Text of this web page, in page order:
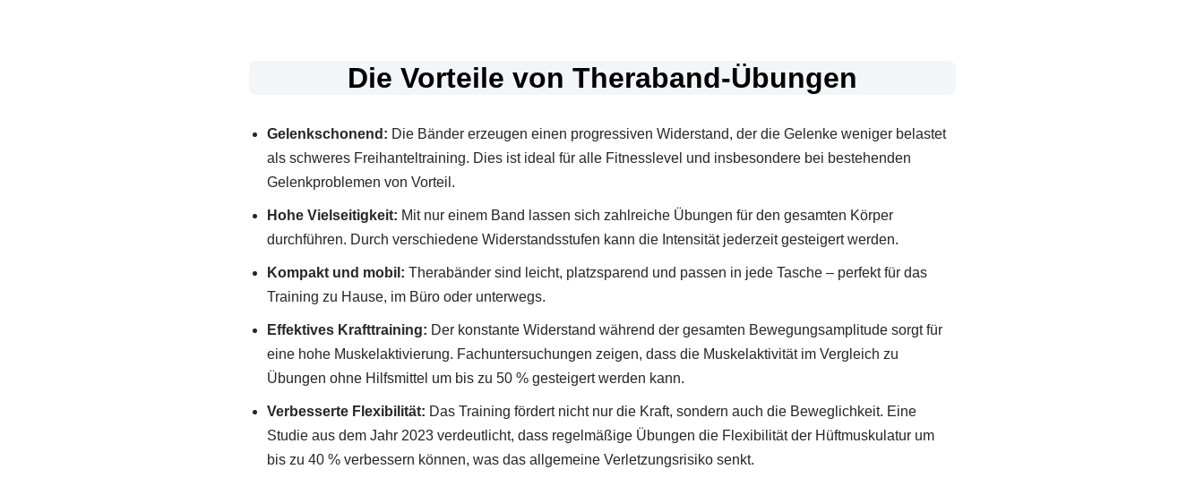
Die Vorteile von Theraband-Übungen
Gelenkschonend: Die Bänder erzeugen einen progressiven Widerstand, der die Gelenke weniger belastet
als schweres Freihanteltraining. Dies ist ideal für alle Fitnesslevel und insbesondere bei bestehenden
Gelenkproblemen von Vorteil.
Hohe Vielseitigkeit: Mit nur einem Band lassen sich zahlreiche Übungen für den gesamten Körper
durchführen. Durch verschiedene Widerstandsstufen kann die Intensität jederzeit gesteigert werden.
Kompakt und mobil: Therabänder sind leicht, platzsparend und passen in jede Tasche – perfekt für das
Training zu Hause, im Büro oder unterwegs.
Effektives Krafttraining: Der konstante Widerstand während der gesamten Bewegungsamplitude sorgt für
eine hohe Muskelaktivierung. Fachuntersuchungen zeigen, dass die Muskelaktivität im Vergleich zu
Übungen ohne Hilfsmittel um bis zu 50 % gesteigert werden kann.
Verbesserte Flexibilität: Das Training fördert nicht nur die Kraft, sondern auch die Beweglichkeit. Eine
Studie aus dem Jahr 2023 verdeutlicht, dass regelmäßige Übungen die Flexibilität der Hüftmuskulatur um
bis zu 40 % verbessern können, was das allgemeine Verletzungsrisiko senkt.